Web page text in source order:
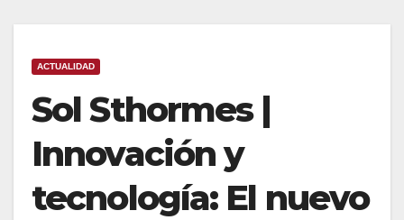
ACTUALIDAD
Sol Sthormes |
Innovación y
tecnología: El nuevo